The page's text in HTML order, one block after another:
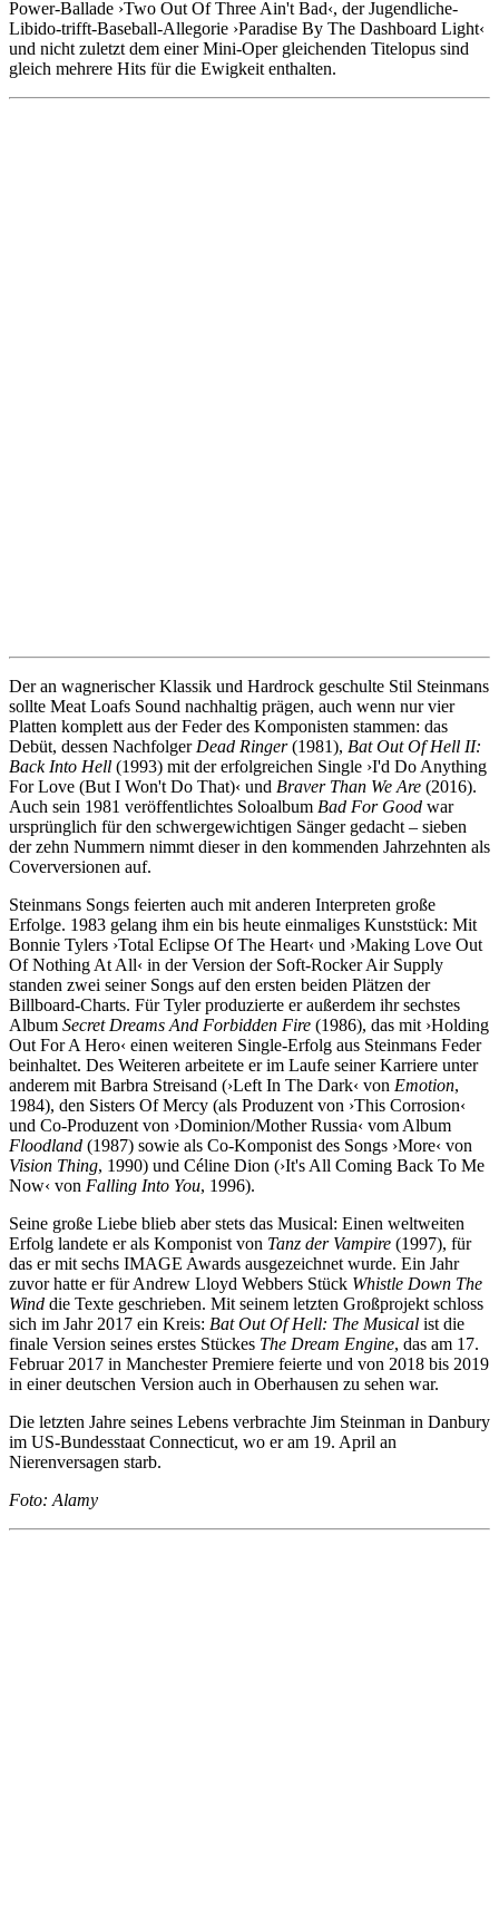
Power-Ballade ›Two Out Of Three Ain't Bad‹, der Jugendliche-
Libido-trifft-Baseball-Allegorie ›Paradise By The Dashboard Light‹
und nicht zuletzt dem einer Mini-Oper gleichenden Titelopus sind
gleich mehrere Hits für die Ewigkeit enthalten.
Der an wagnerischer Klassik und Hardrock geschulte Stil Steinmans
sollte Meat Loafs Sound nachhaltig prägen, auch wenn nur vier
Platten komplett aus der Feder des Komponisten stammen: das
Debüt, dessen Nachfolger Dead Ringer(1981), Bat Out Of Hell II:
Back Into Hell (1993) mit der erfolgreichen Single ›I'd Do Anything
For Love (But I Won't Do That)‹ und Braver Than We Are (2016).
Auch sein 1981 veröffentlichtes Soloalbum Bad For Good war
ursprünglich für den schwergewichtigen Sänger gedacht – sieben
der zehn Nummern nimmt dieser in den kommenden Jahrzehnten als
Coverversionen auf.
Steinmans Songs feierten auch mit anderen Interpreten große
Erfolge. 1983 gelang ihm ein bis heute einmaliges Kunststück: Mit
Bonnie Tylers ›Total Eclipse Of The Heart‹ und ›Making Love Out
Of Nothing At All‹ in der Version der Soft-Rocker Air Supply
standen zwei seiner Songs auf den ersten beiden Plätzen der
Billboard-Charts. Für Tyler produzierte er außerdem ihr sechstes
Album Secret Dreams And Forbidden Fire (1986), das mit ›Holding
Out For A Hero‹ einen weiteren Single-Erfolg aus Steinmans Feder
beinhaltet. Des Weiteren arbeitete er im Laufe seiner Karriere unter
anderem mit Barbra Streisand (›Left In The Dark‹ von Emotion,
1984), den Sisters Of Mercy (als Produzent von ›This Corrosion‹
und Co-Produzent von ›Dominion/Mother Russia‹ vom Album
Floodland (1987) sowie als Co-Komponist des Songs ›More‹ von
Vision Thing, 1990) und Céline Dion (›It's All Coming Back To Me
Now‹ von Falling Into You, 1996).
Seine große Liebe blieb aber stets das Musical: Einen weltweiten
Erfolg landete er als Komponist von Tanz der Vampire (1997), für
das er mit sechs IMAGE Awards ausgezeichnet wurde. Ein Jahr
zuvor hatte er für Andrew Lloyd Webbers Stück Whistle Down The
Wind die Texte geschrieben. Mit seinem letzten Großprojekt schloss
sich im Jahr 2017 ein Kreis: Bat Out Of Hell: The Musical ist die
finale Version seines erstes Stückes The Dream Engine, das am 17.
Februar 2017 in Manchester Premiere feierte und von 2018 bis 2019
in einer deutschen Version auch in Oberhausen zu sehen war.
Die letzten Jahre seines Lebens verbrachte Jim Steinman in Danbury
im US-Bundesstaat Connecticut, wo er am 19. April an
Nierenversagen starb.
Foto: Alamy